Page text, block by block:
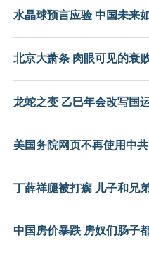
水晶球预言应验 中国未来
北京大萧条 肉眼可见的衰
龙蛇之变 乙巳年会改写国
美国务院网页不再使用中
丁薛祥腿被打瘸 儿子和兄
中国房价暴跌 房奴们肠子